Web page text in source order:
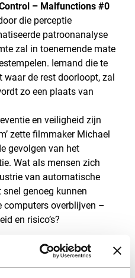
– Malfunctions #0
die perceptie
patroonanalyse
zal in toenemende mate
Iemand die te
waar de rest doorloopt, zal
zo een plaats van
en veiligheid zijn
zette filmmaker Michael
gevolgen van het
Wat als mensen zich
van automatische
genoeg kunnen
computers overblijven –
en risico’s?